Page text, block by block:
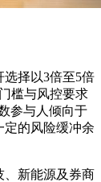
择以3倍至5倍
槛与风控要求
参与人倾向于
定的风险缓冲余
、新能源及券商